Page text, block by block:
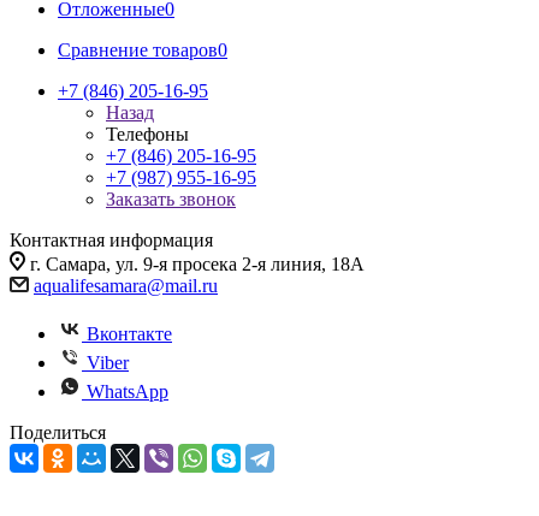
Отложенные0
Сравнение товаров0
+7 (846) 205-16-95
Назад
Телефоны
+7 (846) 205-16-95
+7 (987) 955-16-95
Заказать звонок
Контактная информация
г. Самара, ул. 9-я просека 2-я линия, 18А
aqualifesamara@mail.ru
Вконтакте
Viber
WhatsApp
Поделиться